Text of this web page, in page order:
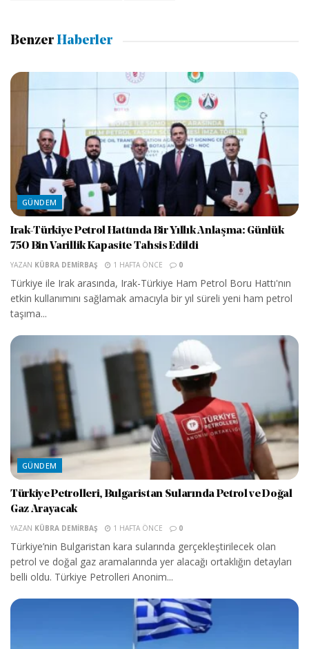
Benzer Haberler
GÜNDEM
Irak-Türkiye Petrol Hattında Bir Yıllık Anlaşma: Günlük
750 Bin Varillik Kapasite Tahsis Edildi
YAZAN KÜBRA DEMIRBAŞ 1 HAFTA ÖNCE 0
Türkiye ile Irak arasında, Irak-Türkiye Ham Petrol Boru Hattı'nın
etkin kullanımını sağlamak amacıyla bir yıl süreli yeni ham petrol
taşıma...
GÜNDEM
Türkiye Petrolleri, Bulgaristan Sularında Petrol ve Doğal
Gaz Arayacak
YAZAN KÜBRA DEMIRBAŞ 1 HAFTA ÖNCE 0
Türkiye’nin Bulgaristan kara sularında gerçekleştirilecek olan
petrol ve doğal gaz aramalarında yer alacağı ortaklığın detayları
belli oldu. Türkiye Petrolleri Anonim...